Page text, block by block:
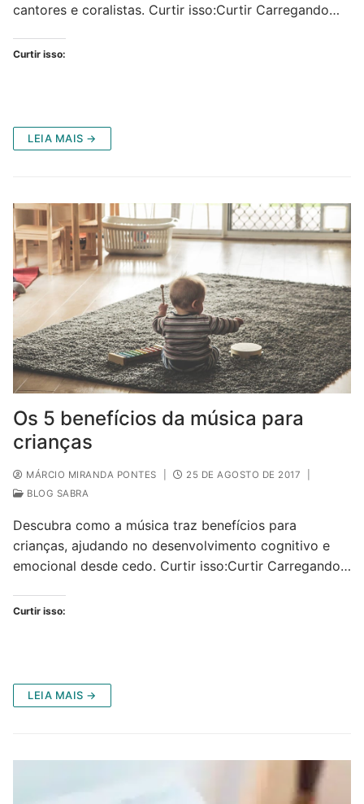
cantores e coralistas. Curtir isso:Curtir Carregando…
Curtir isso:
LEIA MAIS →
Os 5 benefícios da música para
crianças
MÁRCIO MIRANDA PONTES 25 DE AGOSTO DE 2017
BLOG SABRA
Descubra como a música traz benefícios para
crianças, ajudando no desenvolvimento cognitivo e
emocional desde cedo. Curtir isso:Curtir Carregando…
Curtir isso:
LEIA MAIS →